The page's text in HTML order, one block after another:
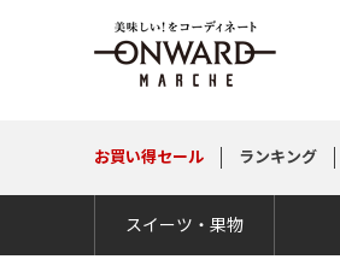
お買い得セール ランキング
スイーツ・果物